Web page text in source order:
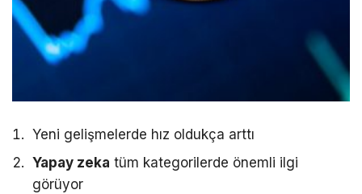
Yeni gelişmelerde hız oldukça arttı
Yapay zeka tüm kategorilerde önemli ilgi
görüyor